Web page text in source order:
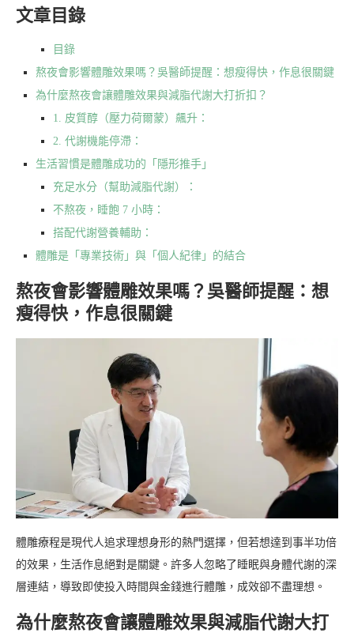
文章目錄
目錄
熬夜會影響體雕效果嗎？吳醫師提醒：想瘦得快，作息很關鍵
為什麼熬夜會讓體雕效果與減脂代謝大打折扣？
1. 皮質醇（壓力荷爾蒙）飆升：
2. 代謝機能停滯：
生活習慣是體雕成功的「隱形推手」
充足水分（幫助減脂代謝）：
不熬夜，睡飽 7 小時：
搭配代謝營養輔助：
體雕是「專業技術」與「個人紀律」的結合
熬夜會影響體雕效果嗎？吳醫師提醒：想
瘦得快，作息很關鍵
體雕療程是現代人追求理想身形的熱門選擇，但若想達到事半功倍
的效果，生活作息絕對是關鍵。許多人忽略了睡眠與身體代謝的深
層連結，導致即使投入時間與金錢進行體雕，成效卻不盡理想。
為什麼熬夜會讓體雕效果與減脂代謝大打